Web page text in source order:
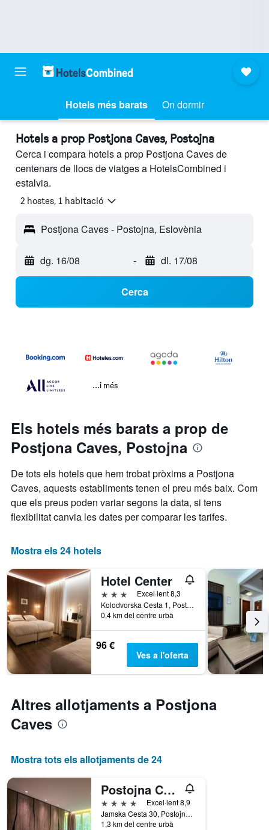
Hotels més barats On dormir
Hotels a prop Postjona Caves, Postojna
Cerca i compara hotels a prop Postjona Caves de
centenars de llocs de viatges a HotelsCombined i
estalvia.
2 hostes, 1 habitació
Postjona Caves - Postojna, Eslovènia
dg. 16/08 - dl. 17/08
Cerca
...i més
Els hotels més barats a prop de
Postjona Caves, Postojna
De tots els hotels que hem trobat pròxims a Postjona
Caves, aquests establiments tenen el preu més baix. Com
que els preus poden variar segons la data, si tens
flexibilitat canvia les dates per comparar les tarifes.
Mostra els 24 hotels
Hotel Center
3 estrellesExcel·lent 8,3
Kolodvorska Cesta 1, Postojna, Eslovènia
0,4 km del centre urbà
96 €
Ves a l'oferta
Altres allotjaments a Postjona
Caves
Mostra tots els allotjaments de 24
Postojna Cave Hotel Jama
4 estrelles
Excel·lent 8,9
Jamska Cesta 30, Postojna, Eslovènia
1,3 km del centre urbà